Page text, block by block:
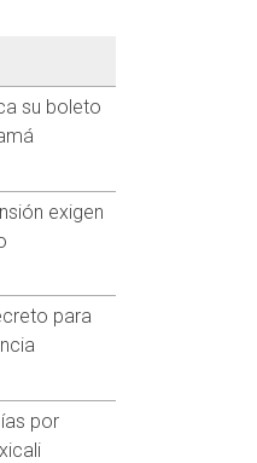
su boleto
exigen
para
por